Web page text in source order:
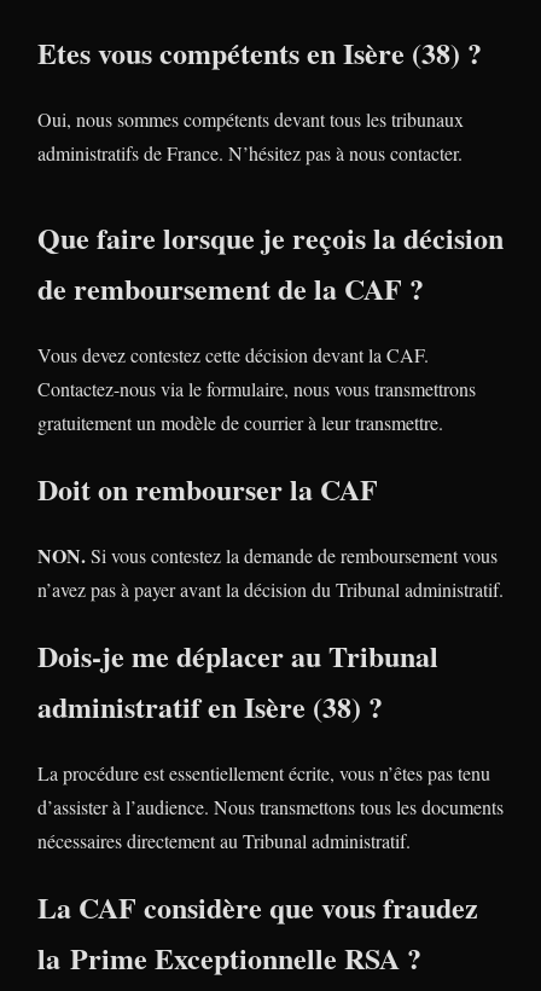
Etes vous compétents en Isère (38) ?
Oui, nous sommes compétents devant tous les tribunaux
administratifs de France. N’hésitez pas à nous contacter.
Que faire lorsque je reçois la décision
de remboursement de la CAF ?
Vous devez contestez cette décision devant la CAF.
Contactez-nous via le formulaire, nous vous transmettrons
gratuitement un modèle de courrier à leur transmettre.
Doit on rembourser la CAF
NON.Si vous contestez la demande de remboursement vous
n’avez pas à payer avant la décision du Tribunal administratif.
Dois-je me déplacer au Tribunal
administratif en Isère (38) ?
La procédure est essentiellement écrite, vous n’êtes pas tenu
d’assister à l’audience. Nous transmettons tous les documents
nécessaires directement au Tribunal administratif.
La CAF considère que vous fraudez
la Prime Exceptionnelle RSA ?